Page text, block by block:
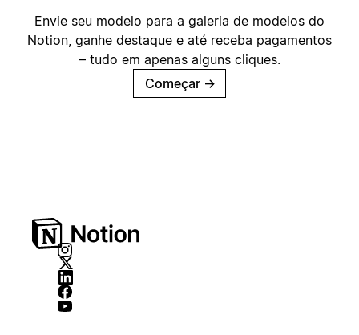
Envie seu modelo para a galeria de modelos do
Notion, ganhe destaque e até receba pagamentos
– tudo em apenas alguns cliques.
Começar →